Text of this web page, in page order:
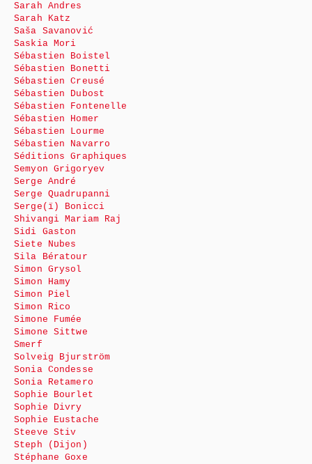
Sarah Andres
Sarah Katz
Saša Savanović
Saskia Mori
Sébastien Boistel
Sébastien Bonetti
Sébastien Creusé
Sébastien Dubost
Sébastien Fontenelle
Sébastien Homer
Sébastien Lourme
Sébastien Navarro
Séditions Graphiques
Semyon Grigoryev
Serge André
Serge Quadrupanni
Serge(ï) Bonicci
Shivangi Mariam Raj
Sidi Gaston
Siete Nubes
Sila Bératour
Simon Grysol
Simon Hamy
Simon Piel
Simon Rico
Simone Fumée
Simone Sittwe
Smerf
Solveig Bjurström
Sonia Condesse
Sonia Retamero
Sophie Bourlet
Sophie Divry
Sophie Eustache
Steeve Stiv
Steph (Dijon)
Stéphane Goxe